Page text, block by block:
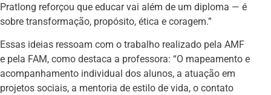
Pratlong reforçou que educar vai além de um diploma — é
sobre transformação, propósito, ética e coragem.”
Essas ideias ressoam com o trabalho realizado pela AMF
e pela FAM, como destaca a professora: “O mapeamento e
acompanhamento individual dos alunos, a atuação em
projetos sociais, a mentoria de estilo de vida, o contato